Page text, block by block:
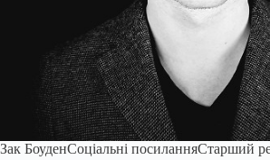
Зак БоуденСоціальні посиланняСтарший